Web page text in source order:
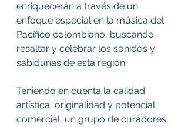
enriquecerán a través de un
enfoque especial en la música del
Pacífico colombiano, buscando
resaltar y celebrar los sonidos y
sabidurías de esta región.
Teniendo en cuenta la calidad
artística, originalidad y potencial
comercial, un grupo de curadores